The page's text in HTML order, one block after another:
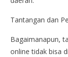
Tantangan dan
Bagaimanapun,
online tidak bisa